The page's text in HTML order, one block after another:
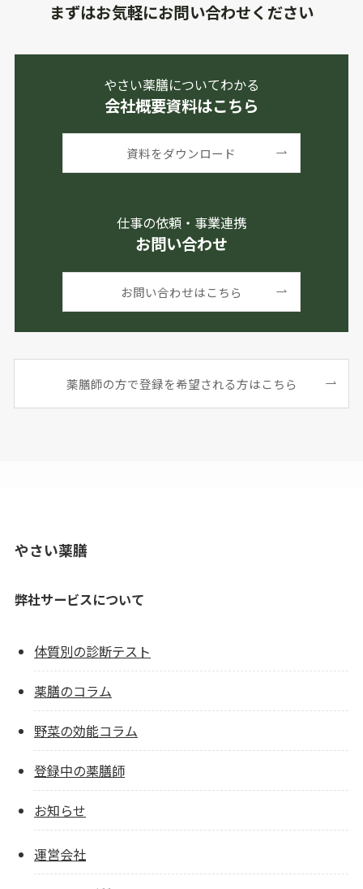
まずはお気軽にお問い合わせください
やさい薬膳についてわかる
会社概要資料はこちら
資料をダウンロード
仕事の依頼・事業連携
お問い合わせ
お問い合わせはこちら
薬膳師の方で登録を希望される方はこちら
やさい薬膳
弊社サービスについて
体質別の診断テスト
薬膳のコラム
野菜の効能コラム
登録中の薬膳師
お知らせ
運営会社